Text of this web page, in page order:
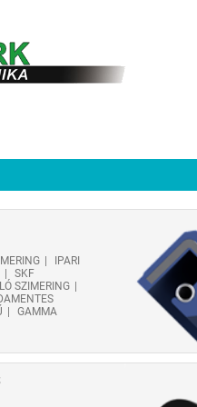
IPARI
SKF
SZIMERING
GAMMA